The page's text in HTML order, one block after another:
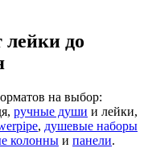
до
на выбор:
ручные души и лейки,
, душевые наборы
колонны и панели.